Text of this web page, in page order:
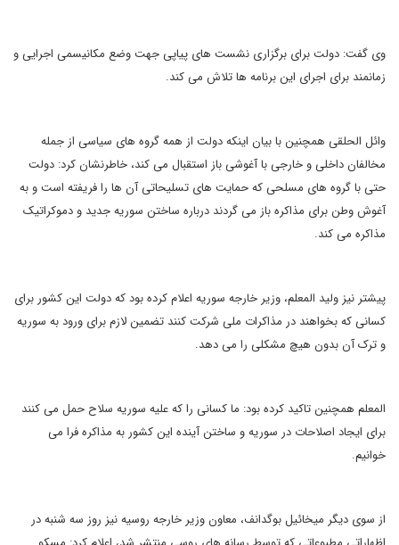
وی گفت: دولت برای برگزاری نشست های پیاپی جهت وضع مکانیسمی اجرایی و
زمانمند برای اجرای این برنامه ها تلاش می کند.
وائل الحلقی همچنین با بیان اینکه دولت از همه گروه های سیاسی از جمله
مخالفان داخلی و خارجی با آغوشی باز استقبال می کند، خاطرنشان کرد: دولت
حتی با گروه های مسلحی که حمایت های تسلیحاتی آن ها را فریفته است و به
آغوش وطن برای مذاکره باز می گردند درباره ساختن سوریه جدید و دموکراتیک
مذاکره می کند.
پیشتر نیز ولید المعلم، وزیر خارجه سوریه اعلام کرده بود که دولت این کشور برای
کسانی که بخواهند در مذاکرات ملی شرکت کنند تضمین لازم برای ورود به سوریه
و ترک آن بدون هیچ مشکلی را می دهد.
المعلم همچنین تاکید کرده بود: ما کسانی را که علیه سوریه سلاح حمل می کنند
برای ایجاد اصلاحات در سوریه و ساختن آینده این کشور به مذاکره فرا می
خوانیم.
از سوی دیگر میخائیل بوگدانف، معاون وزیر خارجه روسیه نیز روز سه شنبه در